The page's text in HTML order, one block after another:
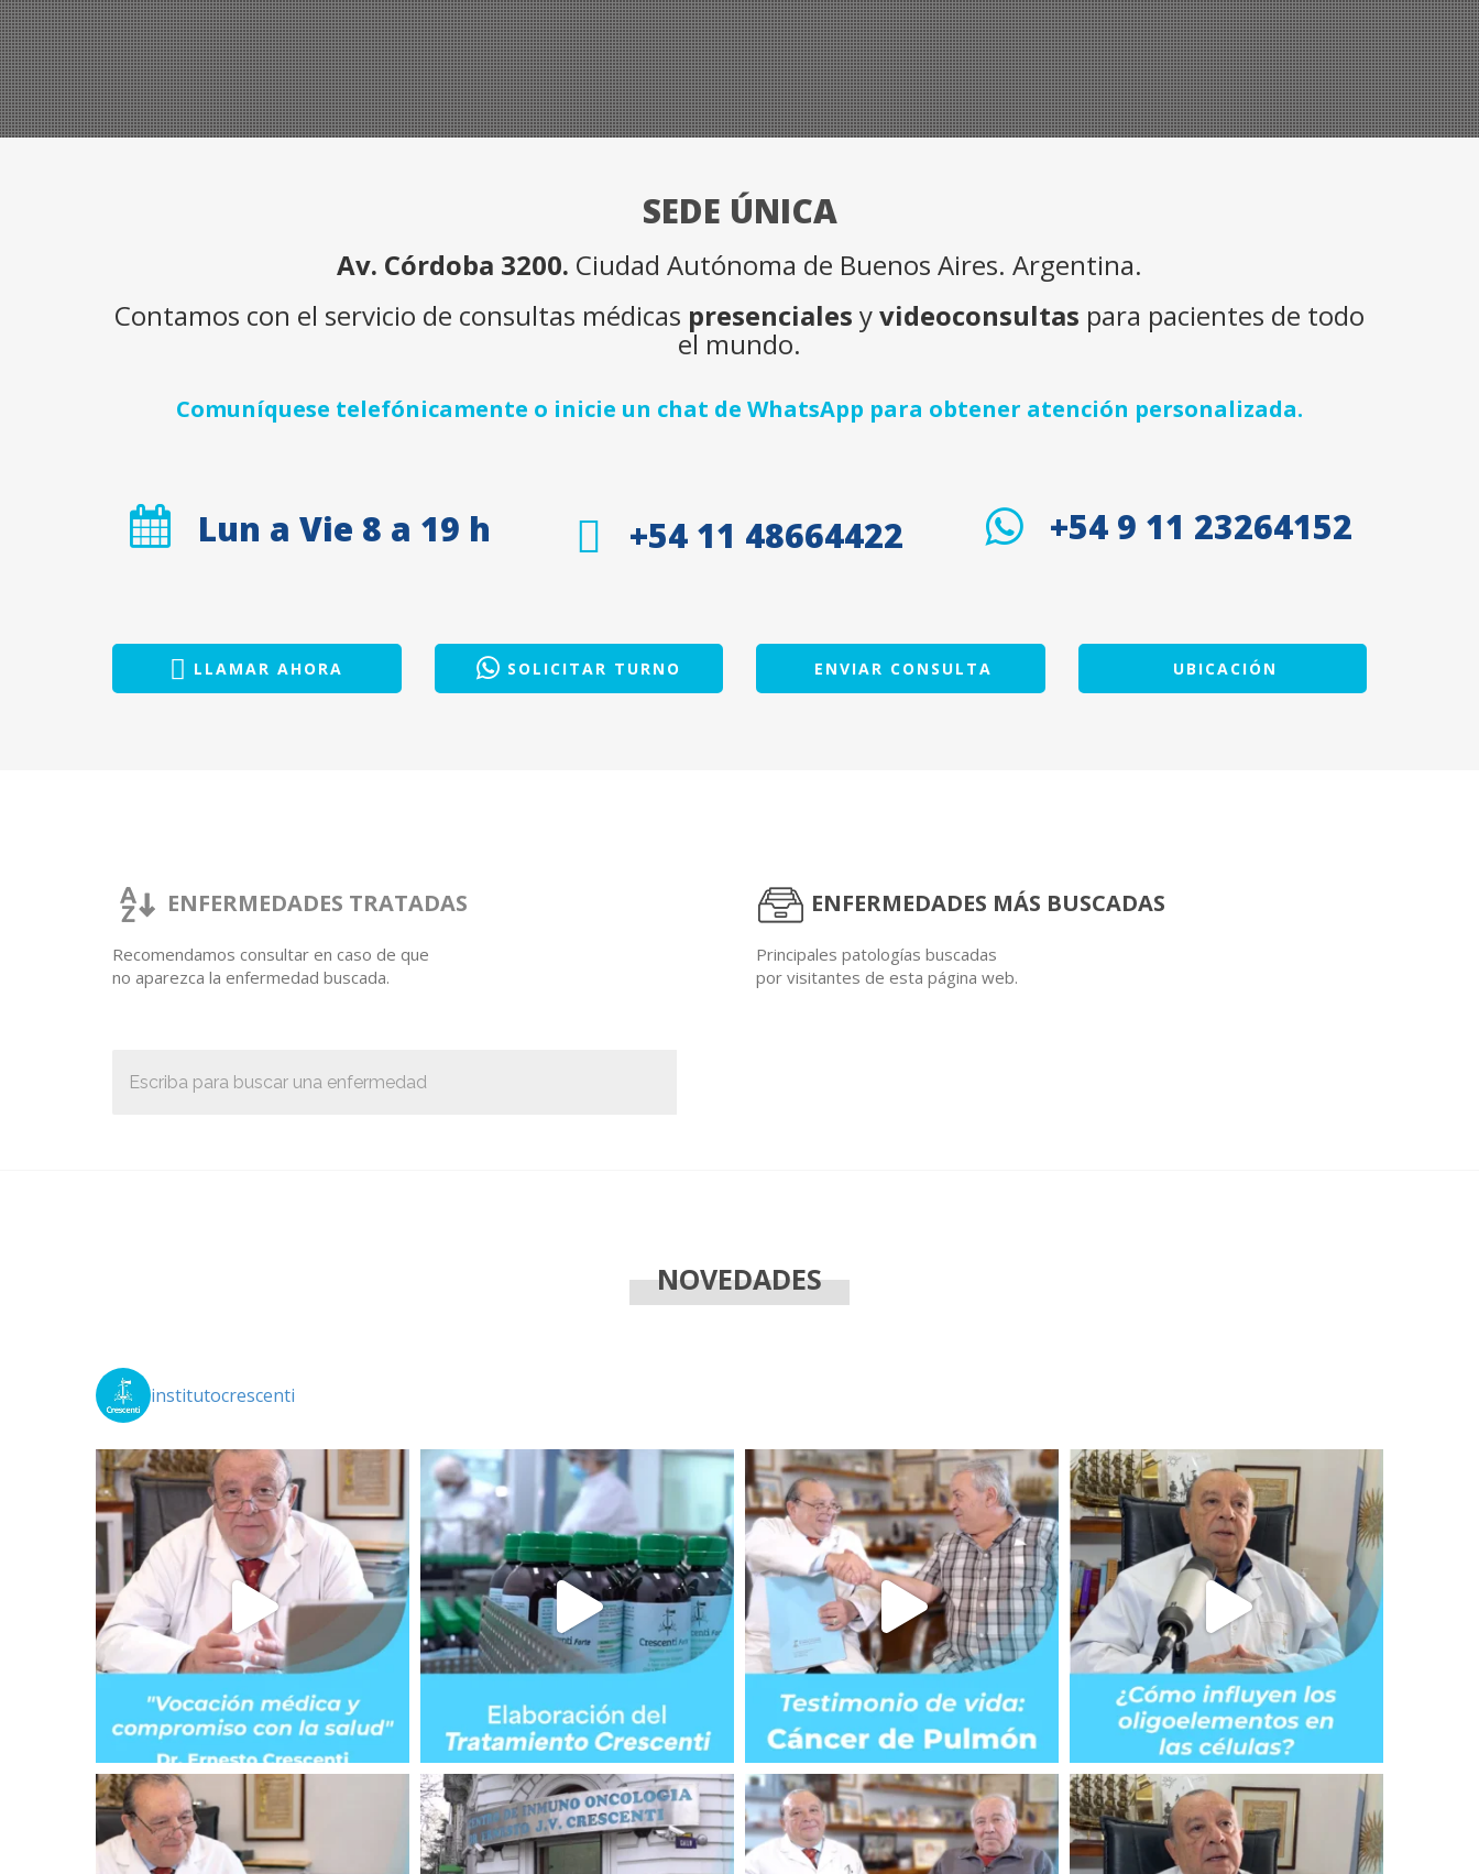
SEDE ÚNICA
Av. Córdoba 3200. Ciudad Autónoma de Buenos Aires. Argentina.
Contamos con el servicio de consultas médicas presenciales yvideoconsultas para pacientes de todo
el mundo.
Comuníquese telefónicamente o inicie un chat de WhatsApp para obtener atención personalizada.
Lun a Vie 8 a 19 h +54 11 48664422 +54 9 11 23264152
LLAMAR AHORA SOLICITAR TURNO ENVIAR CONSULTA UBICACIÓN
ENFERMEDADES TRATADAS
Recomendamos consultar en caso de que
no aparezca la enfermedad buscada.
ENFERMEDADES MÁS BUSCADAS
Principales patologías buscadas
por visitantes de esta página web.
NOVEDADES
institutocrescenti